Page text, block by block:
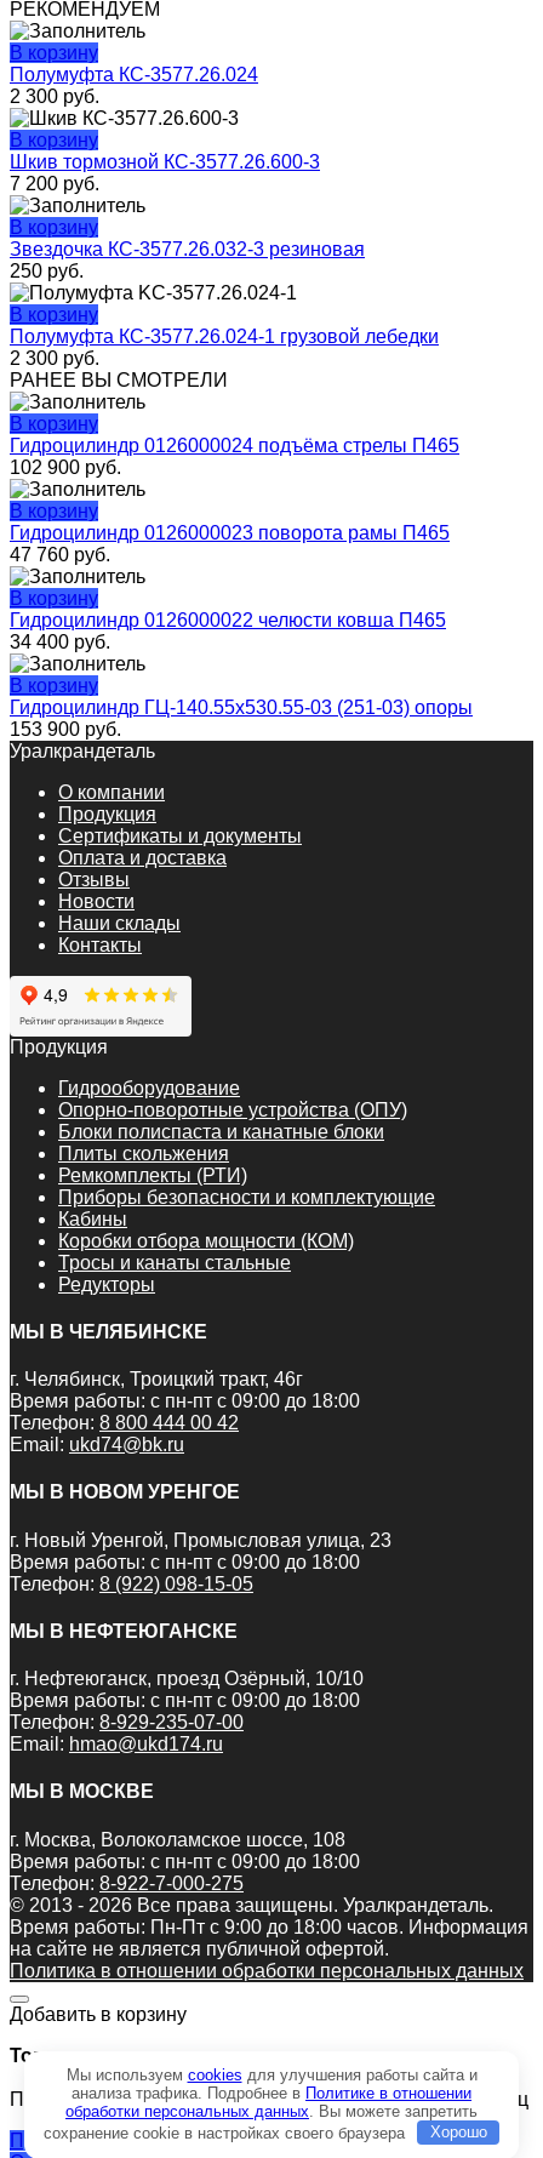
РЕКОМЕНДУЕМ
В корзину
Полумуфта КС-3577.26.024
2 300 руб.
В корзину
Шкив тормозной КС-3577.26.600-3
7 200 руб.
В корзину
Звездочка КС-3577.26.032-3 резиновая
250 руб.
В корзину
Полумуфта КС-3577.26.024-1 грузовой лебедки
2 300 руб.
РАНЕЕ ВЫ СМОТРЕЛИ
В корзину
Гидроцилиндр 0126000024 подъёма стрелы П465
102 900 руб.
В корзину
Гидроцилиндр 0126000023 поворота рамы П465
47 760 руб.
В корзину
Гидроцилиндр 0126000022 челюсти ковша П465
34 400 руб.
В корзину
Гидроцилиндр ГЦ-140.55х530.55-03 (251-03) опоры
153 900 руб.
Уралкрандеталь
О компании
Продукция
Сертификаты и документы
Оплата и доставка
Отзывы
Новости
Наши склады
Контакты
Продукция
Гидрооборудование
Опорно-поворотные устройства (ОПУ)
Блоки полиспаста и канатные блоки
Плиты скольжения
Ремкомплекты (РТИ)
Приборы безопасности и комплектующие
Кабины
Коробки отбора мощности (КОМ)
Тросы и канаты стальные
Редукторы
МЫ В ЧЕЛЯБИНСКЕ
г. Челябинск, Троицкий тракт, 46г
Время работы: с пн-пт с 09:00 до 18:00
Телефон: 8 800 444 00 42
Email: ukd74@bk.ru
МЫ В НОВОМ УРЕНГОЕ
г. Новый Уренгой, Промысловая улица, 23
Время работы: с пн-пт с 09:00 до 18:00
Телефон: 8 (922) 098-15-05
МЫ В НЕФТЕЮГАНСКЕ
г. Нефтеюганск, проезд Озёрный, 10/10
Время работы: с пн-пт с 09:00 до 18:00
Телефон: 8-929-235-07-00
Email: hmao@ukd174.ru
МЫ В МОСКВЕ
г. Москва, Волоколамское шоссе, 108
Время работы: с пн-пт с 09:00 до 18:00
Телефон: 8-922-7-000-275
© 2013 - 2026 Все права защищены. Уралкрандеталь.
Время работы: Пн-Пт c 9:00 до 18:00 часов. Информация
на сайте не является публичной офертой.
Политика в отношении обработки персональных данных
Добавить в корзину
Товар:
Полумуфта КС-45717.26.002 грузовая лебедка Ивановец
Продолжить покупки
Мы используем cookies для улучшения работы сайта и
анализа трафика. Подробнее в Политике в отношении
обработки персональных данных . Вы можете запретить
сохранение cookie в настройках своего браузера
Хорошо